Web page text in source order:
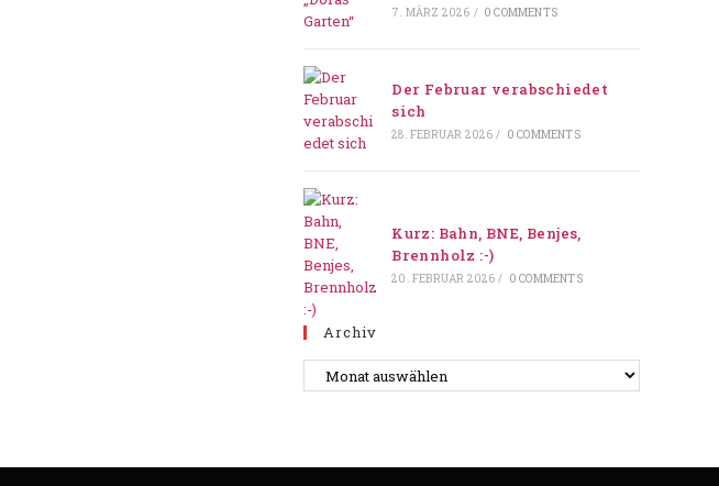
7. MÄRZ 2026 / 0 COMMENTS
Der Februar verabschiedet
sich
28. FEBRUAR 2026 / 0 COMMENTS
Kurz: Bahn, BNE, Benjes,
Brennholz :-)
20. FEBRUAR 2026 / 0 COMMENTS
Archiv